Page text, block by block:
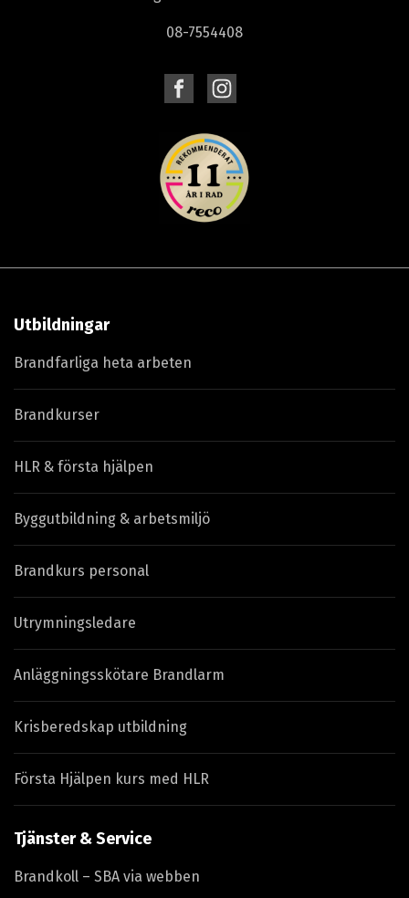
08-7554408
Utbildningar
Brandfarliga heta arbeten
Brandkurser
HLR & första hjälpen
Byggutbildning & arbetsmiljö
Brandkurs personal
Utrymningsledare
Anläggningsskötare Brandlarm
Krisberedskap utbildning
Första Hjälpen kurs med HLR
Tjänster & Service
Brandkoll – SBA via webben